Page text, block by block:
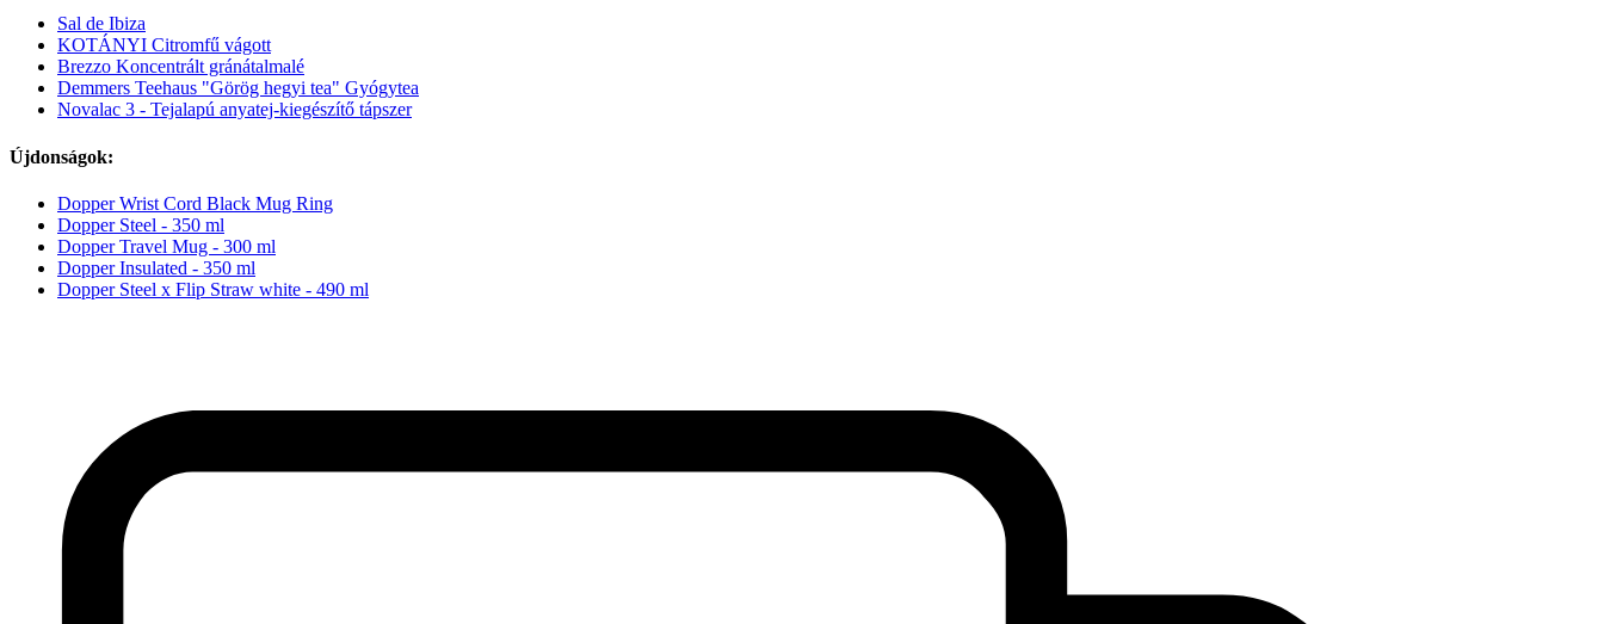
Sal de Ibiza
KOTÁNYI Citromfű vágott
Brezzo Koncentrált gránátalmalé
Demmers Teehaus "Görög hegyi tea" Gyógytea
Novalac 3 - Tejalapú anyatej-kiegészítő tápszer
Újdonságok:
Dopper Wrist Cord Black Mug Ring
Dopper Steel - 350 ml
Dopper Travel Mug - 300 ml
Dopper Insulated - 350 ml
Dopper Steel x Flip Straw white - 490 ml